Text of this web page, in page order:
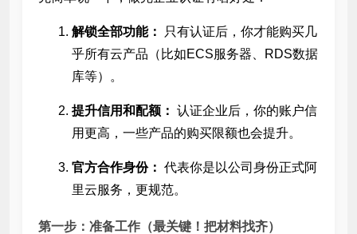
解锁全部功能：
只有认证后，你才能购买几
乎所有云产品（比如ECS服务器、RDS数据
库等）。
提升信用和配额： 认证企业后，你的账户信
用更高，一些产品的购买限额也会提升。
官方合作身份： 代表你是以公司身份正式阿
里云服务，更规范。
第一步：准备工作（最关键！把材料找齐）